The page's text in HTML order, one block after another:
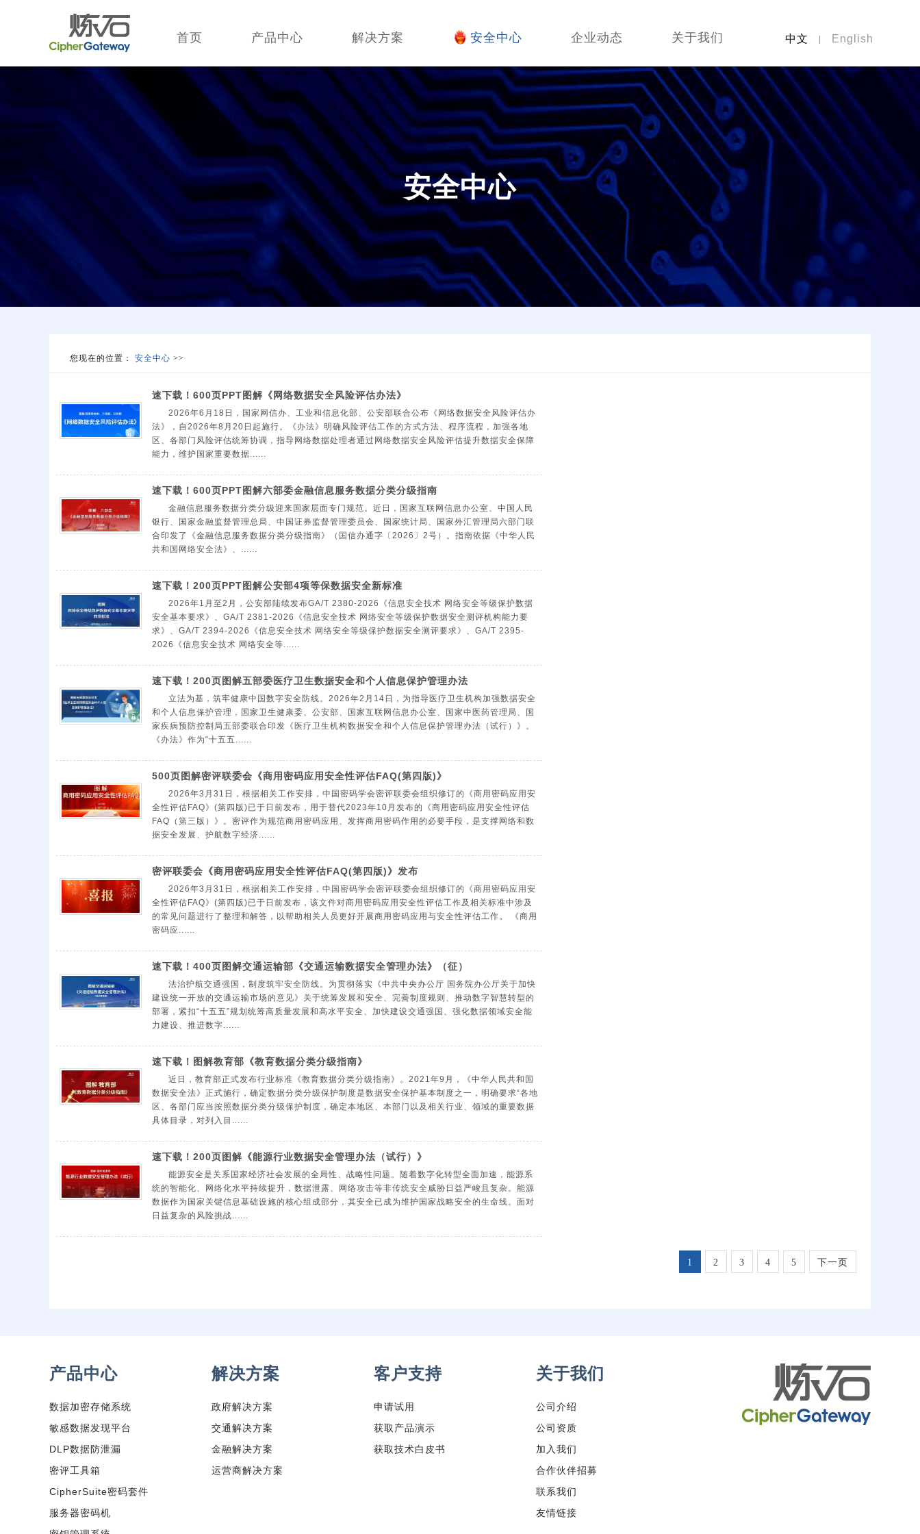
English
中文
首页 产品中心 解决方案 安全中心 企业动态 关于我们
安全中心
您现在的位置： 安全中心 >>
速下载！600页PPT图解《网络数据安全风险评估办法》
发布日期： 2026-06-24
浏览：109
2026年6月18日，国家网信办、工业和信息化部、公安部联合公布《网络数据安全风险评估办
法》，自2026年8月20日起施行。《办法》明确风险评估工作的方式方法、程序流程，加强各地
区、各部门风险评估统筹协调，指导网络数据处理者通过网络数据安全风险评估提升数据安全保障
能力，维护国家重要数据......
速下载！600页PPT图解六部委金融信息服务数据分类分级指南
发布日期： 2026-06-22
浏览：67
金融信息服务数据分类分级迎来国家层面专门规范。近日，国家互联网信息办公室、中国人民
银行、国家金融监督管理总局、中国证券监督管理委员会、国家统计局、国家外汇管理局六部门联
合印发了《金融信息服务数据分类分级指南》（国信办通字〔2026〕2号）。指南依据《中华人民
共和国网络安全法》、......
速下载！200页PPT图解公安部4项等保数据安全新标准
发布日期： 2026-06-16
浏览：137
2026年1月至2月，公安部陆续发布GA/T 2380-2026《信息安全技术 网络安全等级保护数据
安全基本要求》、GA/T 2381-2026《信息安全技术 网络安全等级保护数据安全测评机构能力要
求》、GA/T 2394-2026《信息安全技术 网络安全等级保护数据安全测评要求》、GA/T 2395-
2026《信息安全技术 网络安全等......
速下载！200页图解五部委医疗卫生数据安全和个人信息保护管理办法
发布日期： 2026-04-14
浏览：288
立法为基，筑牢健康中国数字安全防线。2026年2月14日，为指导医疗卫生机构加强数据安全
和个人信息保护管理，国家卫生健康委、公安部、国家互联网信息办公室、国家中医药管理局、国
家疾病预防控制局五部委联合印发《医疗卫生机构数据安全和个人信息保护管理办法（试行）》。
《办法》作为“十五五......
500页图解密评联委会《商用密码应用安全性评估FAQ(第四版)》
发布日期： 2026-04-01
浏览：276
2026年3月31日，根据相关工作安排，中国密码学会密评联委会组织修订的《商用密码应用安
全性评估FAQ》(第四版)已于日前发布，用于替代2023年10月发布的《商用密码应用安全性评估
FAQ（第三版）》。密评作为规范商用密码应用、发挥商用密码作用的必要手段，是支撑网络和数
据安全发展、护航数字经济......
密评联委会《商用密码应用安全性评估FAQ(第四版)》发布
发布日期： 2026-03-31
浏览：137
2026年3月31日，根据相关工作安排，中国密码学会密评联委会组织修订的《商用密码应用安
全性评估FAQ》(第四版)已于日前发布，该文件对商用密码应用安全性评估工作及相关标准中涉及
的常见问题进行了整理和解答，以帮助相关人员更好开展商用密码应用与安全性评估工作。 《商用
密码应......
速下载！400页图解交通运输部《交通运输数据安全管理办法》（征）
发布日期： 2026-01-20
浏览：230
法治护航交通强国，制度筑牢安全防线。为贯彻落实《中共中央办公厅 国务院办公厅关于加快
建设统一开放的交通运输市场的意见》关于统筹发展和安全、完善制度规则、推动数字智慧转型的
部署，紧扣“十五五”规划统筹高质量发展和高水平安全、加快建设交通强国、强化数据领域安全能
力建设、推进数字......
速下载！图解教育部《教育数据分类分级指南》
发布日期： 2026-01-14
浏览：176
近日，教育部正式发布行业标准《教育数据分类分级指南》。2021年9月，《中华人民共和国
数据安全法》正式施行，确定数据分类分级保护制度是数据安全保护基本制度之一，明确要求“各地
区、各部门应当按照数据分类分级保护制度，确定本地区、本部门以及相关行业、领域的重要数据
具体目录，对列入目......
速下载！200页图解《能源行业数据安全管理办法（试行）》
发布日期： 2025-12-16
浏览：145
能源安全是关系国家经济社会发展的全局性、战略性问题。随着数字化转型全面加速，能源系
统的智能化、网络化水平持续提升，数据泄露、网络攻击等非传统安全威胁日益严峻且复杂。能源
数据作为国家关键信息基础设施的核心组成部分，其安全已成为维护国家战略安全的生命线。面对
日益复杂的风险挑战......
1 2 3 4 5 下一页
产品中心
数据加密存储系统
敏感数据发现平台
DLP数据防泄漏
密评工具箱
CipherSuite密码套件
服务器密码机
解决方案
政府解决方案
交通解决方案
金融解决方案
运营商解决方案
客户支持
申请试用
获取产品演示
获取技术白皮书
关于我们
公司介绍
公司资质
加入我们
合作伙伴招募
联系我们
友情链接